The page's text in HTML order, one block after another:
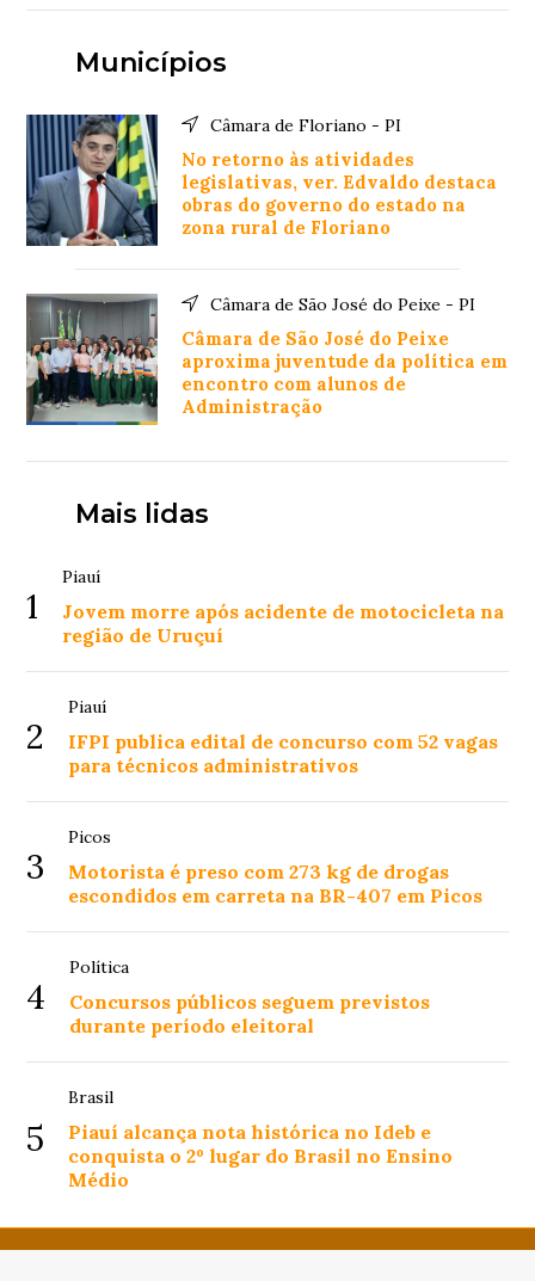
Municípios
Câmara de Floriano - PI
No retorno às atividades
legislativas, ver. Edvaldo destaca
obras do governo do estado na
zona rural de Floriano
Câmara de São José do Peixe - PI
Câmara de São José do Peixe
aproxima juventude da política em
encontro com alunos de
Administração
Mais lidas
1
Piauí
Jovem morre após acidente de motocicleta na
região de Uruçuí
2
Piauí
IFPI publica edital de concurso com 52 vagas
para técnicos administrativos
3
Picos
Motorista é preso com 273 kg de drogas
escondidos em carreta na BR-407 em Picos
4
Política
Concursos públicos seguem previstos
durante período eleitoral
5
Brasil
Piauí alcança nota histórica no Ideb e
conquista o 2º lugar do Brasil no Ensino
Médio